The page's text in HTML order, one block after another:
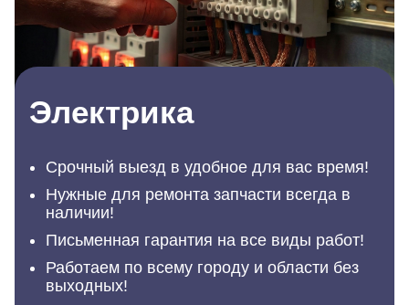
Электрика
Срочный выезд в удобное для вас время!
Нужные для ремонта запчасти всегда в
наличии!
Письменная гарантия на все виды работ!
Работаем по всему городу и области без
выходных!